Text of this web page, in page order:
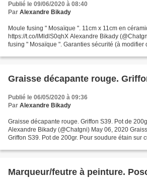
Publié le 09/06/2020 à 08:40
Par Alexandre Bikady
Moule fusing " Mosaïque ". 11cm x 11cm en
https://t.co/lMldlS0qhX Alexandre Bikady
fusing " Mosaïque ". Garanties sécurité (à modifier
Graisse décapante rouge.
Publié le 06/05/2020 à 09:36
Par Alexandre Bikady
Graisse décapante rouge. Griffon S39. Pot de
Alexandre Bikady (@Chatgni) May 06, 2020
Griffon S39. Pot de 200gr. Pour soudure étain sur
Marqueur/feutre à peinture.